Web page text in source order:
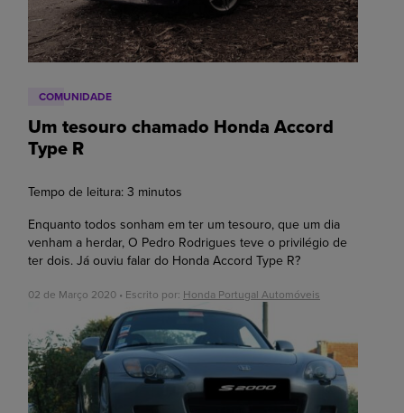
COMUNIDADE
Um tesouro chamado Honda Accord
Type R
Tempo de leitura: 3 minutos
Enquanto todos sonham em ter um tesouro, que um dia
venham a herdar, O Pedro Rodrigues teve o privilégio de
ter dois. Já ouviu falar do Honda Accord Type R?
02 de Março 2020 • Escrito por: Honda Portugal Automóveis